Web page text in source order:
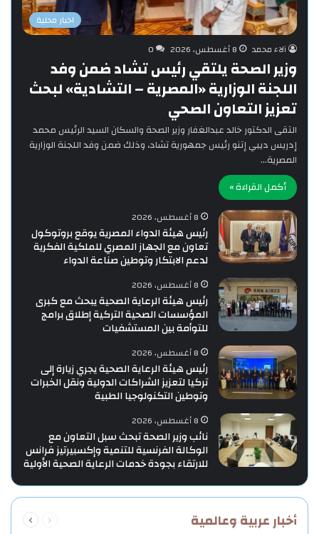
اخبار محلية
آلاء محمد
8 أغسطس، 2026 0
وزير الصحة يلتقي رئيس تشاد ضمن وفد
اللجنة الوزارية «المصرية – التشادية» لبحث
تعزيز التعاون الصحي
التقى الدكتور خالد عبدالغفار وزير الصحة والسكان السيد الرئيس محمد
إدريس ديبي إتنو رئيس جمهورية تشاد، وذلك ضمن وفد اللجنة الوزارية
المصرية…
أكمل القراءة »
8 أغسطس، 2026
رئيس هيئة الدواء المصرية يوقع بروتوكول
تعاون مع الجهاز المصري للملكية الفكرية
لدعم الابتكار وتوطين صناعة الدواء
8 أغسطس، 2026
رئيس هيئة الرعاية الصحية يبحث مع كبرى
المؤسسات الصحية التركية إطلاق برامج
للتوأمة بين المستشفيات
8 أغسطس، 2026
رئيس هيئة الرعاية الصحية يجري زيارة إلى
تركيا لتعزيز الشراكات الدولية ونقل الخبرات
وتوطين التكنولوجيا الطبية
8 أغسطس، 2026
نائب وزير الصحة تبحث سبل التعاون مع
الوكالة الفرنسية للتنمية وإكسبيرتيز فرانس
للارتقاء بجودة خدمات الرعاية الصحية الأولية
أخبار عربية وعالمية الصفحةالصفحة